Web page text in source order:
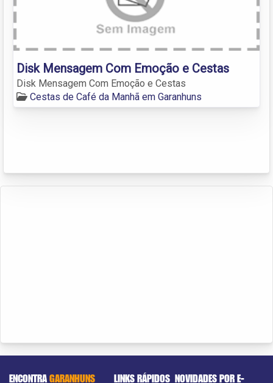
Disk Mensagem Com Emoção e Cestas
Disk Mensagem Com Emoção e Cestas
Cestas de Café da Manhã em Garanhuns
ENCONTRAGARANHUNS LINKS RÁPIDOS NOVIDADES POR E-